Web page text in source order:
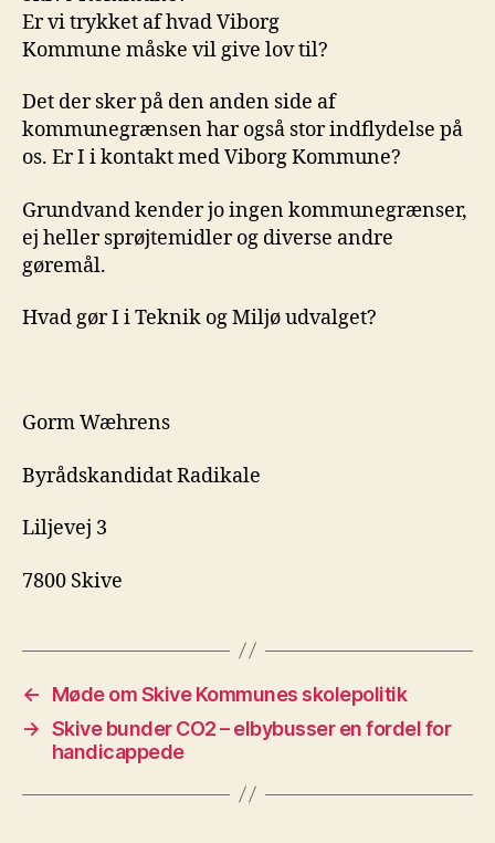
Er vi trykket af hvad Viborg
Kommune måske vil give lov til?
Det der sker på den anden side af
kommunegrænsen har også stor indflydelse på
os. Er I i kontakt med Viborg Kommune?
Grundvand kender jo ingen kommunegrænser,
ej heller sprøjtemidler og diverse andre
gøremål.
Hvad gør I i Teknik og Miljø udvalget?
Gorm Wæhrens
Byrådskandidat Radikale
Liljevej 3
7800 Skive
←
Møde om Skive Kommunes skolepolitik
→ Skive bunder CO2 – elbybusser en fordel for
handicappede